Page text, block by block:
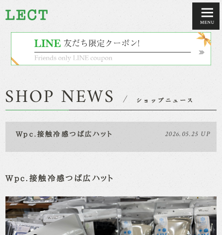
Wpc.接触冷感つば広ハット 2026.05.25 UP
Wpc.接触冷感つば広ハット